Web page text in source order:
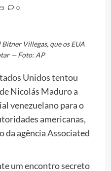
0
Villegas, que os EUA
— Foto: AP
Unidos tentou
Nicolás Maduro a
venezuelano para o
americanas,
da agência Associated
um encontro secreto